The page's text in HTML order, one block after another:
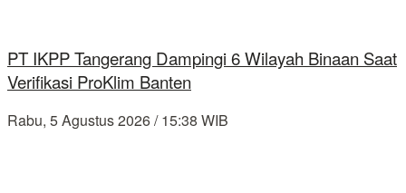
PT IKPP Tangerang Dampingi 6 Wilayah Binaan Saat
Verifikasi ProKlim Banten
Rabu, 5 Agustus 2026 / 15:38 WIB